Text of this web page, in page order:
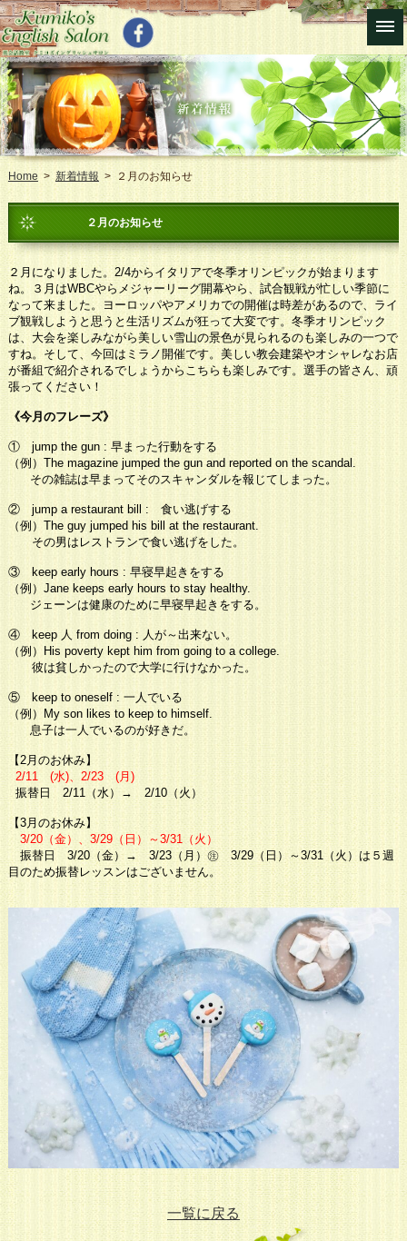
Home > 新着情報 > ２月のお知らせ
２月のお知らせ
２月になりました。2/4からイタリアで冬季オリンピックが始まります
ね。３月はWBCやらメジャーリーグ開幕やら、試合観戦が忙しい季節に
なって来ました。ヨーロッパやアメリカでの開催は時差があるので、ライ
ブ観戦しようと思うと生活リズムが狂って大変です。冬季オリンピック
は、大会を楽しみながら美しい雪山の景色が見られるのも楽しみの一つで
すね。そして、今回はミラノ開催です。美しい教会建築やオシャレなお店
が番組で紹介されるでしょうからこちらも楽しみです。選手の皆さん、頑
張ってください！
《今月のフレーズ》
① jump the gun : 早まった行動をする
（例）The magazine jumped the gun and reported on the scandal.
その雑誌は早まってそのスキャンダルを報じてしまった。
② jump a restaurant bill : 食い逃げする
（例）The guy jumped his bill at the restaurant.
その男はレストランで食い逃げをした。
③ keep early hours : 早寝早起きをする
（例）Jane keeps early hours to stay healthy.
ジェーンは健康のために早寝早起きをする。
④ keep 人 from doing : 人が～出来ない。
（例）His poverty kept him from going to a college.
彼は貧しかったので大学に行けなかった。
⑤ keep to oneself : 一人でいる
（例）My son likes to keep to himself.
息子は一人でいるのが好きだ。
【2月のお休み】
2/11 (水)、 2/23 (月 )
振替日 2/11（水）→ 2/10（火）
【3月のお休み】
3/20（金）、3/29（日）～3/31（火）
振替日 3/20（金）→ 3/23（月）㊟ 3/29（日）～3/31（火）は５週
目のため振替レッスンはございません。
一覧に戻る